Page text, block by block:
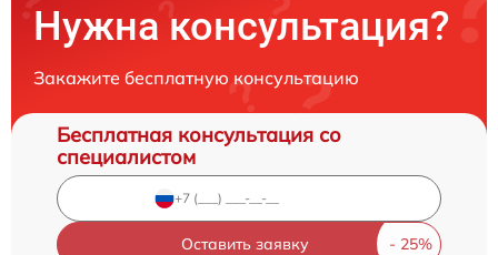
Нужна консультация?
Закажите бесплатную консультацию
Бесплатная консультация со
специалистом
Оставить заявку